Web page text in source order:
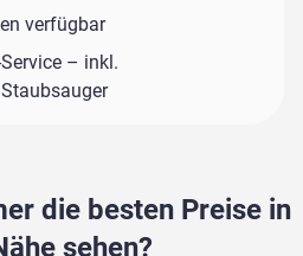
verfügbar
– inkl.
die besten Preise in
sehen?